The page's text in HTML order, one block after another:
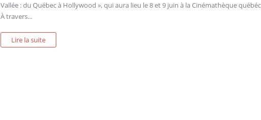
Vallée : du Québec à Hollywood », qui aura lieu le 8 et 9 juin à la Cinémathèque
À travers...
Lire la suite